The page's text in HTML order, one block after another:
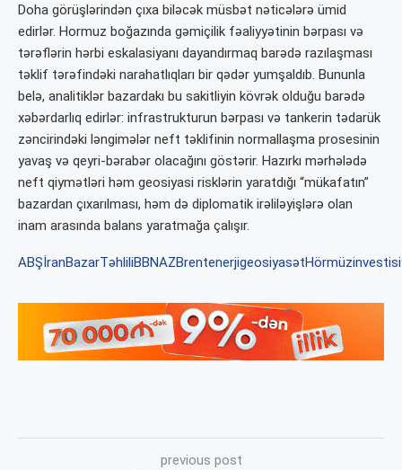
Doha görüşlərindən çıxa biləcək müsbət nəticələrə ümid
edirlər. Hormuz boğazında gəmiçilik fəaliyyətinin bərpası və
tərəflərin hərbi eskalasiyanı dayandırmaq barədə razılaşması
təklif tərəfindəki narahatlıqları bir qədər yumşaldıb. Bununla
belə, analitiklər bazardakı bu sakitliyin kövrək olduğu barədə
xəbərdarlıq edirlər: infrastrukturun bərpası və tankerin tədarük
zəncirindəki ləngimələr neft təklifinin normallaşma prosesinin
yavaş və qeyri-bərabər olacağını göstərir. Hazırkı mərhələdə
neft qiymətləri həm geosiyasi risklərin yaratdığı “mükafatın”
bazardan çıxarılması, həm də diplomatik irəliləyişlərə olan
inam arasında balans yaratmağa çalışır.
ABŞİranBazarTəhliliBBNAZBrentenerjigeosiyasətHörmüz
previous post